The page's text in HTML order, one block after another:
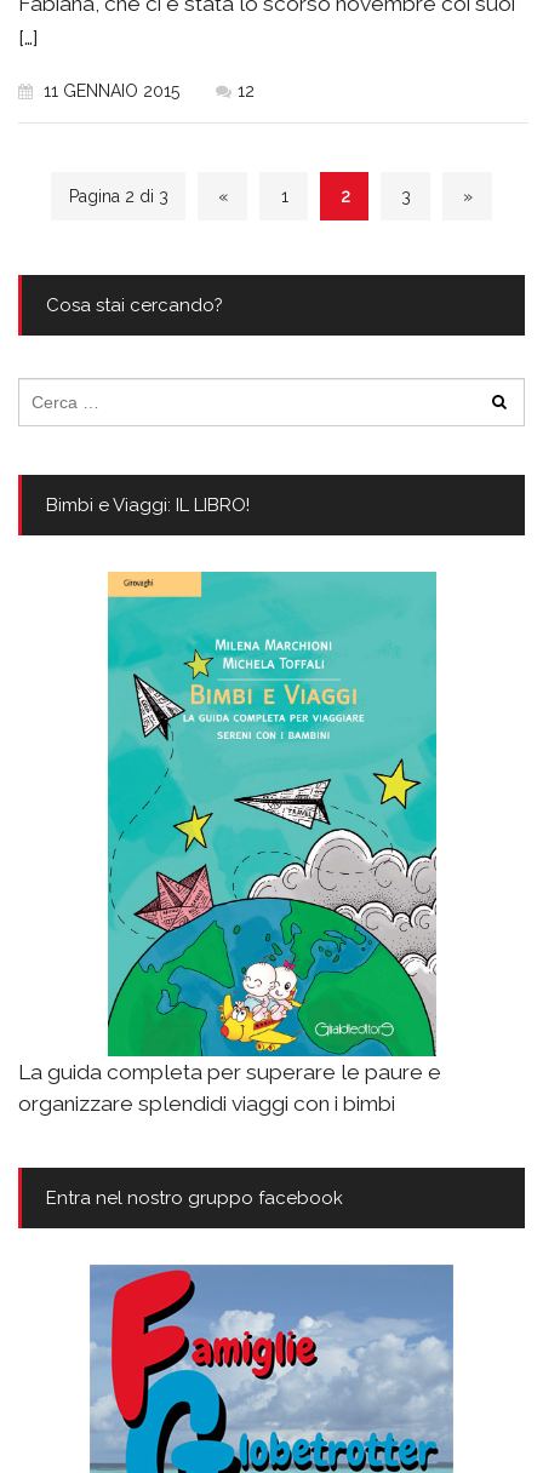
[…]
11 GENNAIO 2015 12
Pagina 2 di 3 « 1 2 3 »
Cosa stai cercando?
per:
Bimbi e Viaggi: IL LIBRO!
La guida completa per superare le paure e
organizzare splendidi viaggi con i bimbi
Entra nel nostro gruppo facebook